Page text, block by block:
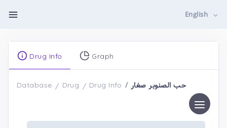
English
Drug Info Graph
Database Drug Drug Info حب الصنوبر صغار